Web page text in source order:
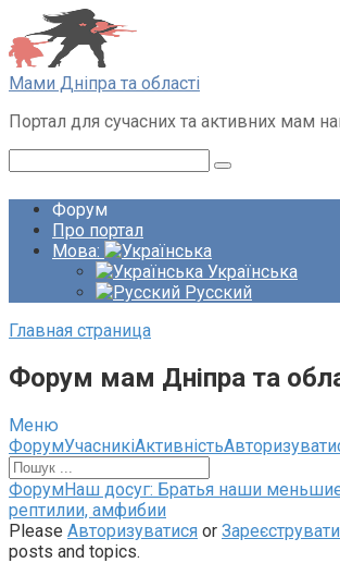
Перейти
до
вмісту
Мами Дніпра та області
Портал для сучасних та активних мам
Форум
Про портал
Мова:
Українська
Русский
Главная страница
Форум мам Дніпра та
Меню
Навігація
по
форуму
ФорумУчасникіАктивність
Навігаційна
стежка
форуму
–
ФорумНаш досуг: Братья наши
рептилии, амфибии
Please Авторизуватися or
posts and topics.